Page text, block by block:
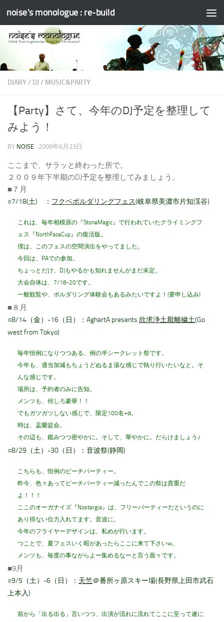
コンテンツへスキップ
noise's monologue : re-build
DIARY/ DJ / MUSIC&PARTY
【Party】さて、今年のDJ予定を整理して
みよう！
BY NOISE · 2009年6月23日
ここまで、サラッと終わった所で。
２００９年下半期のDJ予定を整理してみましょう。
■７月
○7/18(土) ： フクベボルダリングフェス(岐阜県美濃市片知渓谷)
これは、毎年相模原の『StoneMagic』で行われていたクライミングフ
ェス『NorthFaceCup』の復活版。
僕は、このフェスの空間演出をやってました。
今回は、PAでの参加。
ちょっとだけ、DJもやるかも知れませんがまだ未定。
大会自体は、7/18-20です。
一般観覧や、ボルダリング体験会もあるみたいですよ！(要申し込み)
■８月
○8/14（金）-16（日）：AghartA presents 欣求浄土厭離穢土(Go
west from Tokyo)
毎年恒例になりつつある、例の半シークレット祭です。
今年も、適当加減もちょうどぬるま湯な感じで執り行いたいなと。そ
んな感じです。
場所は、予約者のみに告知。
メンツも、何しろ豪華！！
でもガツガツしない感じで、限定100名+α。
時は、盂蘭盆会。
その辺も、鑑みつつ密やかに。そして、華やかに。だらけましょう♪
○8/29（土）-30（日）：音波祭(静岡)
こちらも、恒例のビーチパーティー。
昨今、色々あってビーチパーティー減ったんでこの祭は貴重だ
よ！！！
ここのオーガナイズ『Nostargia』は、フリーパーティーだというのに
あり得ない位力入れてます。音波に。
今年のフライヤーデザインは、私めが行います。
つことで、夏フェスいく暇があったらここに来て下さいw。
メンツも、毎度の事ながらよー集めるなーと言う面々です。
■9月
○9/5（土）-6（日）： 天竺＠番所ヶ原スキー場(長野県上田市武石
上本入)
前から「出る出る」言いつつ、出演が流れに流れてここに至って遂に